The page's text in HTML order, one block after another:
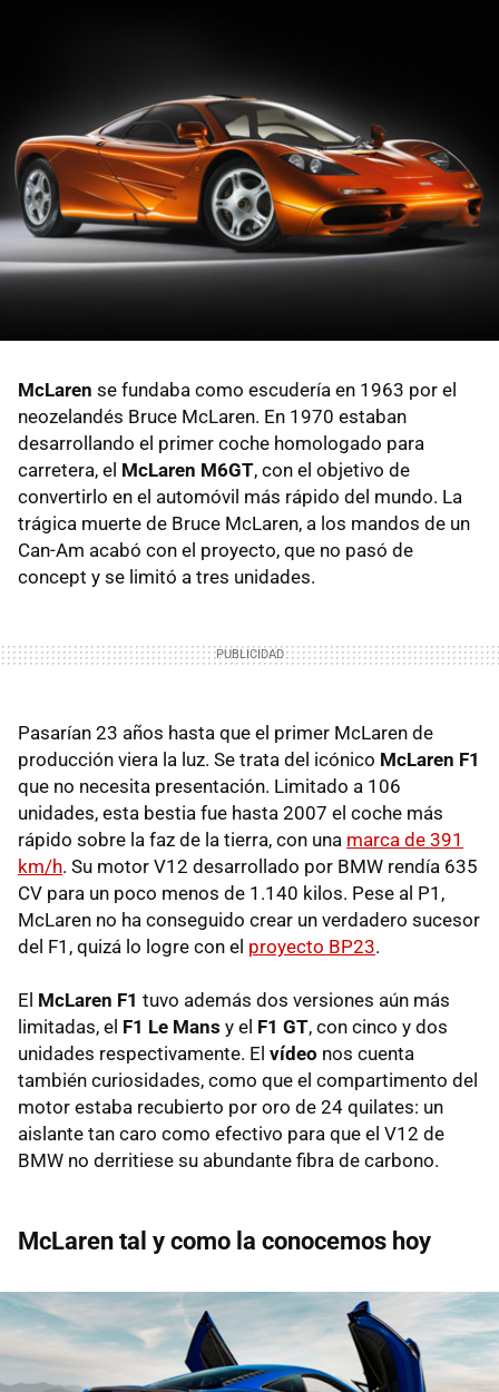
McLaren se fundaba como escudería en 1963 por el
neozelandés Bruce McLaren. En 1970 estaban
desarrollando el primer coche homologado para
carretera, el McLaren M6GT, con el objetivo de
convertirlo en el automóvil más rápido del mundo. La
trágica muerte de Bruce McLaren, a los mandos de un
Can-Am acabó con el proyecto, que no pasó de
concept y se limitó a tres unidades.
Pasarían 23 años hasta que el primer McLaren de
producción viera la luz. Se trata del icónico McLaren F1
que no necesita presentación. Limitado a 106
unidades, esta bestia fue hasta 2007 el coche más
rápido sobre la faz de la tierra, con una marca de 391
km/h. Su motor V12 desarrollado por BMW rendía 635
CV para un poco menos de 1.140 kilos. Pese al P1,
McLaren no ha conseguido crear un verdadero sucesor
del F1, quizá lo logre con el proyecto BP23.
El McLaren F1 tuvo además dos versiones aún más
limitadas, el F1 Le Mans y el F1 GT, con cinco y dos
unidades respectivamente. El vídeo nos cuenta
también curiosidades, como que el compartimento del
motor estaba recubierto por oro de 24 quilates: un
aislante tan caro como efectivo para que el V12 de
BMW no derritiese su abundante fibra de carbono.
McLaren tal y como la conocemos hoy